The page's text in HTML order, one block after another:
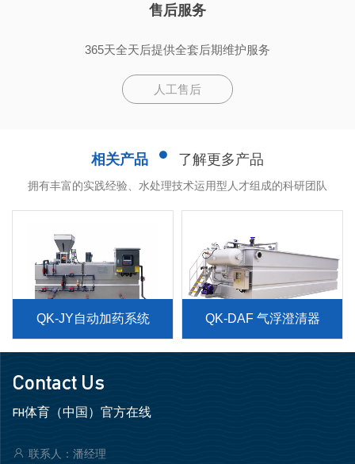
售后服务
365天全天后提供全套后期维护服务
人工售后
相关产品 了解更多产品
拥有丰富的实践经验、水处理技术运用型人才组成的科研团队
QK-QB潜水式高效节能搅 QK-TB-推流搅拌式曝气机
Contact Us
FH体育（中国）官方在线
联系人：潘经理